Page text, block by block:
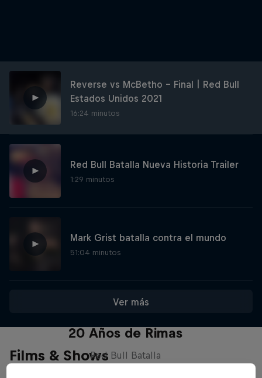
Reverse vs McBetho - Final | Red Bull
Estados Unidos 2021
16:24 minutos
Red Bull Batalla Nueva Historia Trailer
1:29 minutos
Mark Grist batalla contra el mundo
51:04 minutos
Ver más
Films & Shows
20 Años de Rimas
Red Bull Batalla